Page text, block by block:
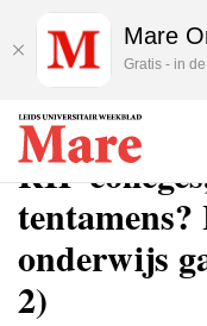
ACHTERGROND
RIP
onderwijs
2)
Mare
Gratis - in